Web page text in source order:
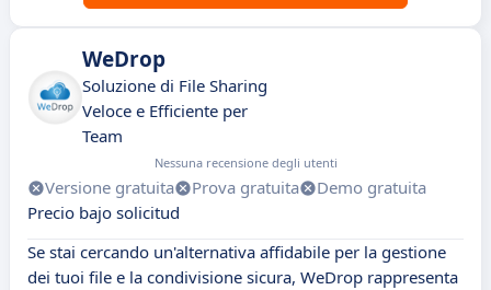
WeDrop
Soluzione di File Sharing
Veloce e Efficiente per
Team
Nessuna recensione degli utenti
Versione gratuita Prova gratuita
Demo gratuita
Precio bajo solicitud
Se stai cercando un'alternativa affidabile per la gestione
dei tuoi file e la condivisione sicura, WeDrop rappresenta